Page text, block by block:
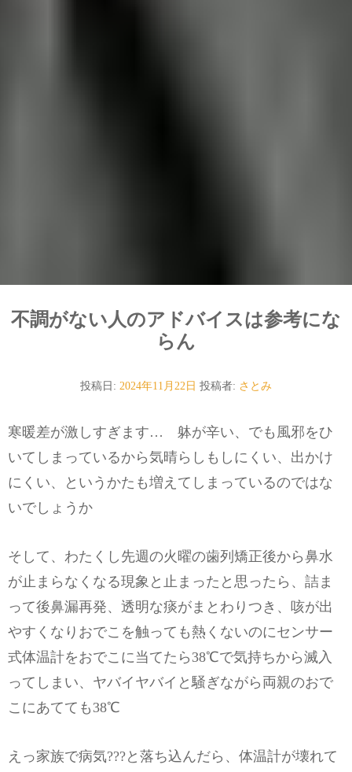
不調がない人のアドバイスは参考にな
らん
投稿日: 2024年11月22日 投稿者: さとみ
寒暖差が激しすぎます… 躰が辛い、でも風邪をひ
いてしまっているから気晴らしもしにくい、出かけ
にくい、というかたも増えてしまっているのではな
いでしょうか
そして、わたくし先週の火曜の歯列矯正後から鼻水
が止まらなくなる現象と止まったと思ったら、詰ま
って後鼻漏再発、透明な痰がまとわりつき、咳が出
やすくなりおでこを触っても熱くないのにセンサー
式体温計をおでこに当てたら38℃で気持ちから滅入
ってしまい、ヤバイヤバイと騒ぎながら両親のおで
こにあてても38℃
えっ家族で病気???と落ち込んだら、体温計が壊れて